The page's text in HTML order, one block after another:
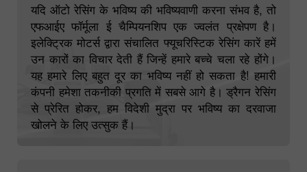
यदि ऑटो रेसिंग के भविष्य की भविष्यवाणी करना संभव है, तो
एफआईए फॉर्मूला ई चैम्पियनशिप एक ज्वलंत प्रक्षेपण है।
इलेक्ट्रिक मोटर्स द्वारा संचालित फ्यूचरिस्टिक रेसिंग कारें हमें
उन कारों का विचार देती हैं जिन्हें हमारे बच्चे चला रहे होंगे।
यह हमारे लिए बहुत दूर का भविष्य नहीं हो सकता है! हमारी
कंपनी हमेशा तकनीकी प्रगति में सबसे आगे है। ड्रैगन रेसिंग
से प्रेरित होकर, हम विदेशी मुद्रा पर भविष्य का दरवाजा
खोलने के लिए उत्सुक हैं।